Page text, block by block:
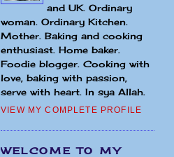
and UK. Ordinary
woman. Ordinary Kitchen.
Mother. Baking and cooking
enthusiast. Home baker.
Foodie blogger. Cooking with
love, baking with passion,
serve with heart. In sya Allah.
VIEW MY COMPLETE PROFILE
WELCOME TO MY